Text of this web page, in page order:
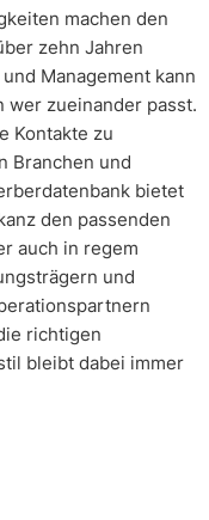
machen den
zehn Jahren
Management kann
wer zueinander passt.
Kontakte zu
Branchen und
bietet
den passenden
auch in regem
und
richtigen
bleibt dabei immer